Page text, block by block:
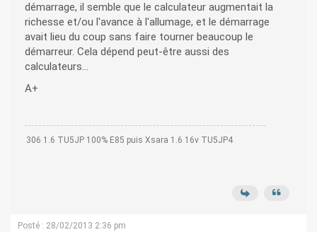
démarrage, il semble que le calculateur augmentait la
richesse et/ou l'avance à l'allumage, et le démarrage
avait lieu du coup sans faire tourner beaucoup le
démarreur. Cela dépend peut-être aussi des
calculateurs...
A+
306 1.6 TU5JP 100% E85 puis Xsara 1.6 16v TU5JP4
Posté : 28/02/2013 2:36 pm